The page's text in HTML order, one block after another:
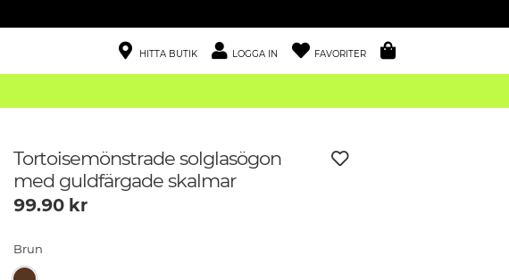
HITTA BUTIK LOGGA IN FAVORITER
Tortoisemönstrade solglasögon
med guldfärgade skalmar
99.90kr
Brun